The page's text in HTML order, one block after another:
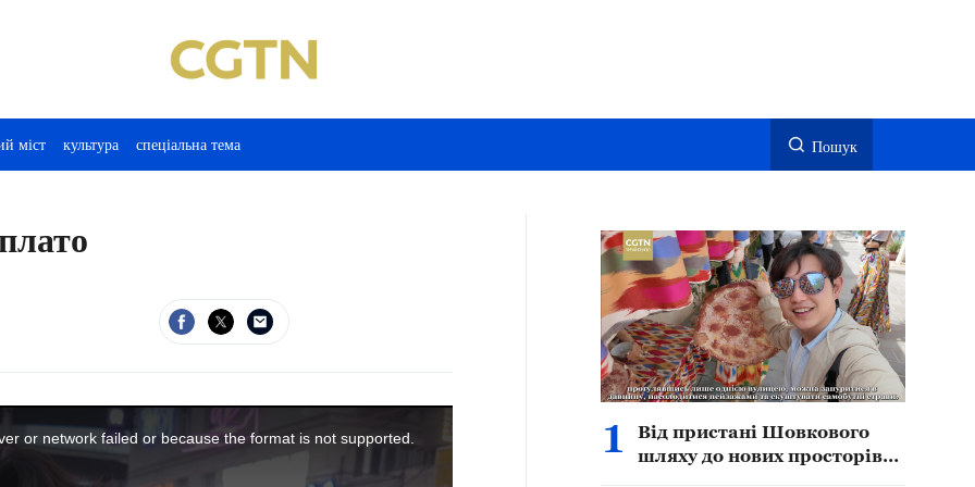
міст культура спеціальна тема Пошук
or network failed or because the format is not supported. 1
Від пристані Шовкового
шляху до нових просторів